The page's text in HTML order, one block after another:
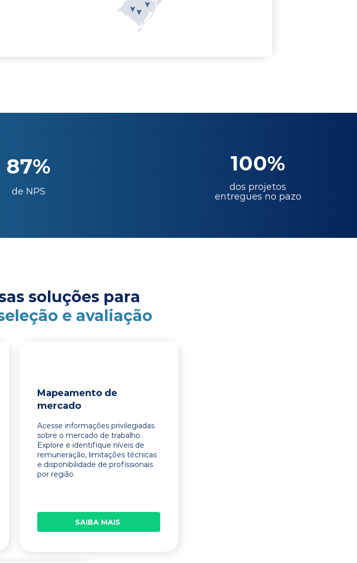
87%
de NPS
100%
dos projetos
entregues no pazo
soluções para
e avaliação
Mapeamento de
mercado
Acesse informações privilegiadas
sobre o mercado de trabalho.
Explore e identifique níveis de
remuneração, limitações técnicas
e disponibilidade de profissionais
por região.
SAIBA MAIS